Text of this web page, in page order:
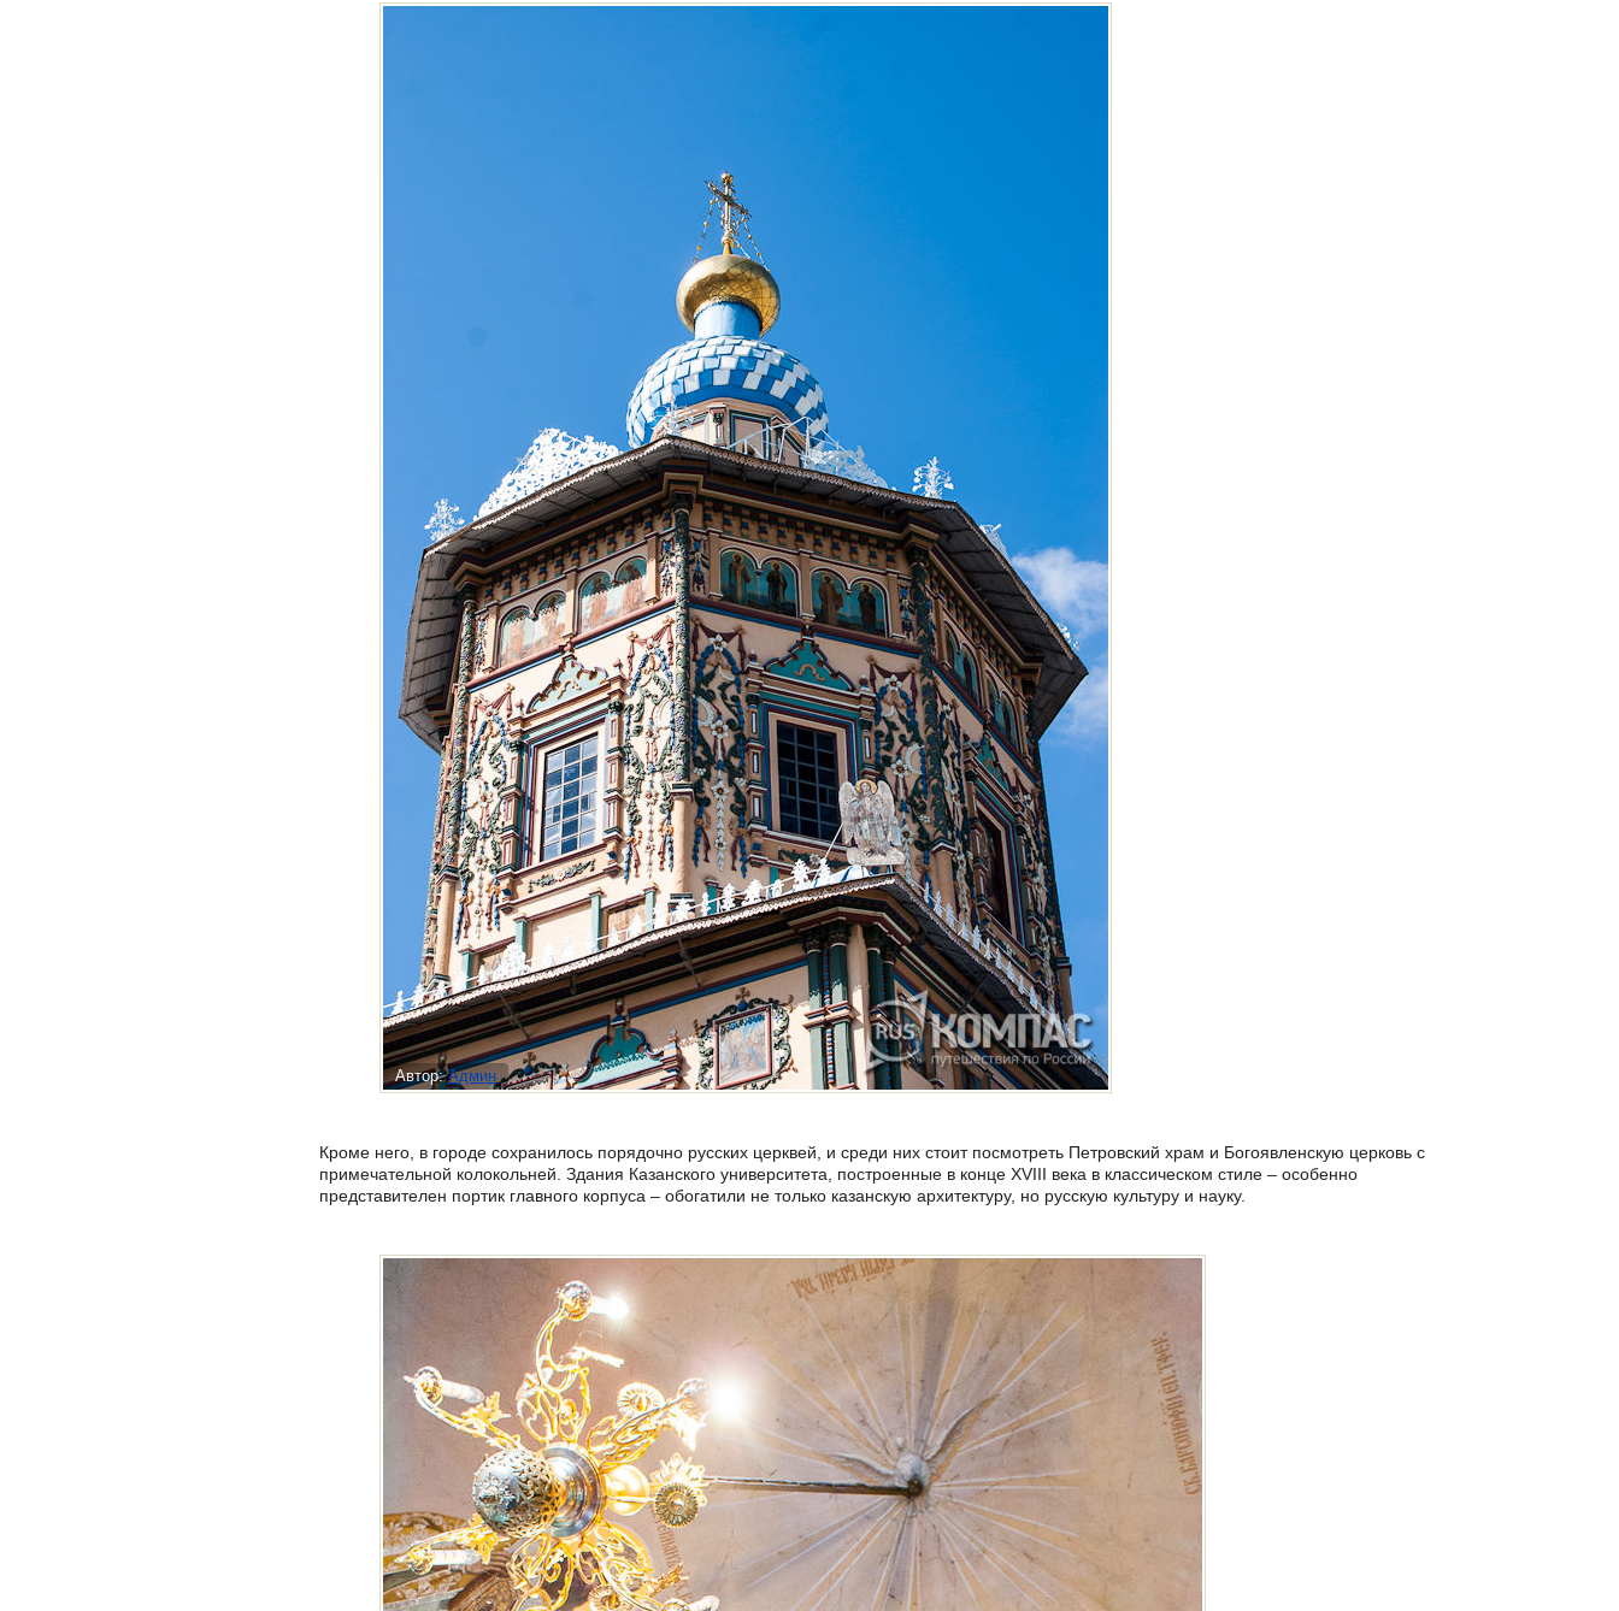
Автор:Админ
Кроме него, в городе сохранилось порядочно русских церквей, и среди них стоит посмотреть Петровский храм и Богоявленскую церковь с
примечательной колокольней. Здания Казанского университета, построенные в конце XVIII века в классическом стиле – особенно
представителен портик главного корпуса – обогатили не только казанскую архитектуру, но русскую культуру и науку.